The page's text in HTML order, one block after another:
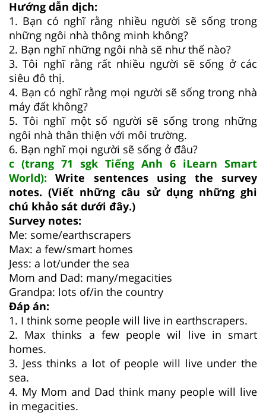
Hướng dẫn dịch:
1. Bạn có nghĩ rằng nhiều người sẽ sống trong
những ngôi nhà thông minh không?
2. Bạn nghĩ những ngôi nhà sẽ như thế nào?
3. Tôi nghĩ rằng rất nhiều người sẽ sống ở các
siêu đô thị.
4. Bạn có nghĩ rằng mọi người sẽ sống trong nhà
máy đất không?
5. Tôi nghĩ một số người sẽ sống trong những
ngôi nhà thân thiện với môi trường.
6. Bạn nghĩ mọi người sẽ sống ở đâu?
c (trang 71 sgk Tiếng Anh 6 iLearn Smart
World): Write sentences using the survey
notes. (Viết những câu sử dụng những ghi
chú khảo sát dưới đây.)
Survey notes:
Me: some/earthscrapers
Max: a few/smart homes
Jess: a lot/under the sea
Mom and Dad: many/megacities
Grandpa: lots of/in the country
Đáp án:
1. I think some people will live in earthscrapers.
2. Max thinks a few people wil live in smart
homes.
3. Jess thinks a lot of people will live under the
sea.
4. My Mom and Dad think many people will live
in megacities.